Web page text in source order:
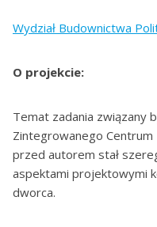
Wydział Budownictwa
O projekcie:
Temat zadania związany
Zintegrowanego Centrum
przed autorem stał
aspektami projektowymi
dworca.